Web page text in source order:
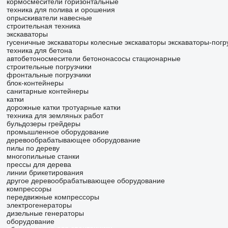
техника для полива и орошения
опрыскиватели навесные
строительная техника
экскаваторы
гусеничные экскаваторы колесные экскаваторы экскаваторы-
техника для бетона
автобетоносмесители бетононасосы стационарные
строительные погрузчики
фронтальные погрузчики
блок-контейнеры
санитарные контейнеры
катки
дорожные катки тротуарные катки
техника для земляных работ
бульдозеры грейдеры
промышленное оборудование
деревообрабатывающее оборудование
пилы по дереву
многопильные станки
прессы для дерева
линии брикетирования
другое деревообрабатывающее оборудование
компрессоры
передвижные компрессоры
электрогенераторы
дизельные генераторы
оборудование